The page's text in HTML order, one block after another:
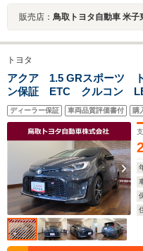
販売店： 鳥取トヨタ自動車 米子
トヨタ
アクア 1.5 GRスポーツ
ン保証 ETC クルコン
ディーラー保証 車両品質評価書付 購